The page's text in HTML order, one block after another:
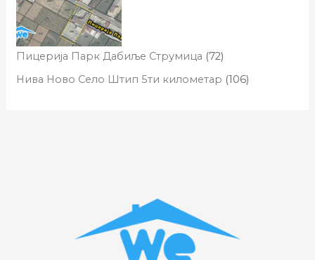
Пицерија Парк Дабиље Струмица (72)
Нива Ново Село Штип 5ти километар (106)